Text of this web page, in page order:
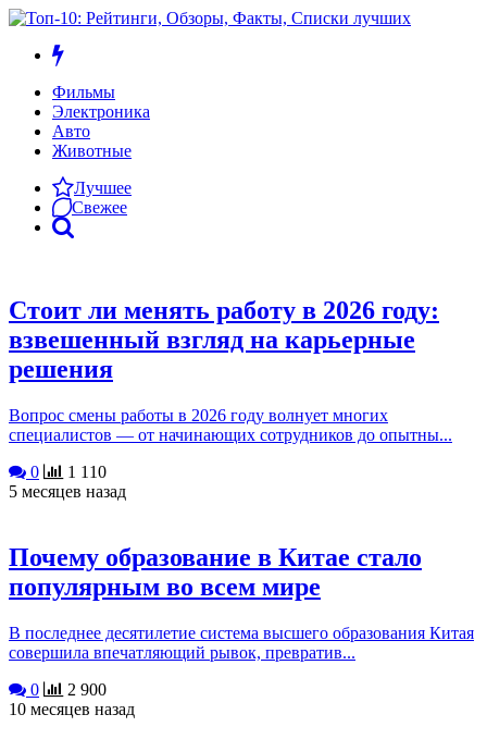
Фильмы
Электроника
Авто
Животные
Лучшее
Свежее
Стоит ли менять работу в 2026 году:
взвешенный взгляд на карьерные
решения
Вопрос смены работы в 2026 году волнует многих
специалистов — от начинающих сотрудников до опытны...
0
1 110
5 месяцев назад
Почему образование в Китае стало
популярным во всем мире
В последнее десятилетие система высшего образования Китая
совершила впечатляющий рывок, превратив...
0
2 900
10 месяцев назад